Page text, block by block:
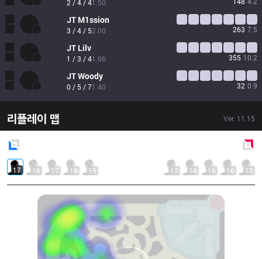
2 / 4 / 41.50
JT M1ssion
3 / 4 / 52.00 263 7.5
JT Lilv
1 / 3 / 41.66 355 10.2
JTWoody
0 / 5 / 71.40 32 0.9
리플레이 맵 Ver. 11.15
17 16 17 18 15 17 14 16 16 13